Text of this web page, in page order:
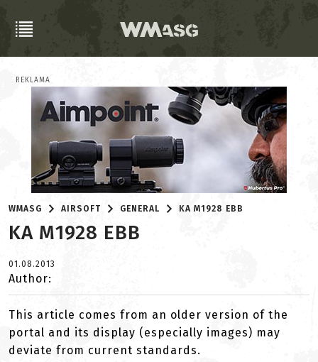
REKLAMA
WMASG AIRSOFT GENERAL KA M1928 EBB
KA M1928 EBB
01.08.2013
Author:
This article comes from an older version of the
portal and its display (especially images) may
deviate from current standards.